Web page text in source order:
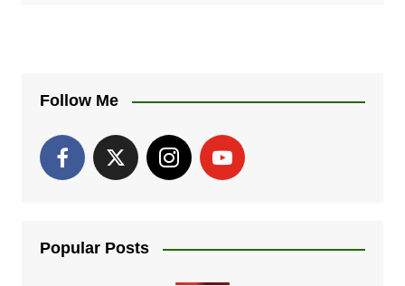
Follow Me
Popular Posts